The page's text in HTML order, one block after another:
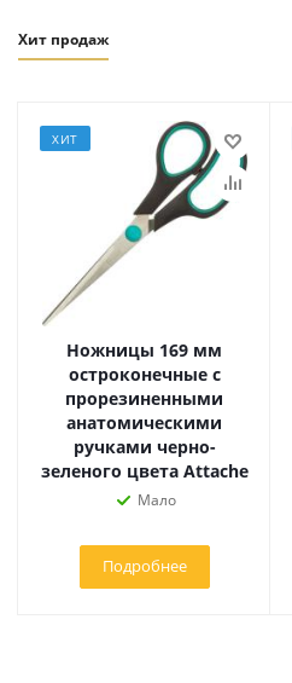
Хит продаж
ХИТ
Ножницы 169 мм
остроконечные с
прорезиненными
анатомическими
ручками черно-
зеленого цвета Attache
Мало
Подробнее